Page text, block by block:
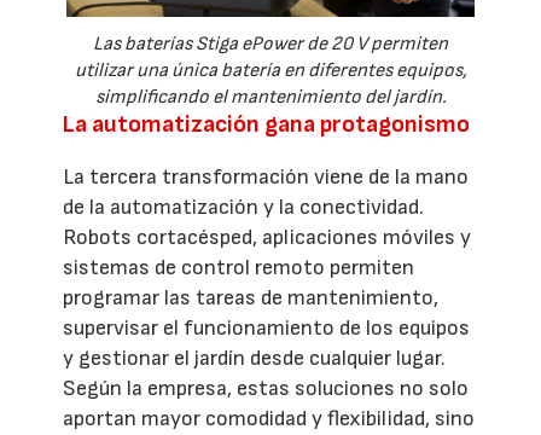
Las baterías Stiga ePower de 20 V permiten
utilizar una única batería en diferentes equipos,
simplificando el mantenimiento del jardín.
La automatización gana protagonismo
La tercera transformación viene de la mano
de la automatización y la conectividad.
Robots cortacésped, aplicaciones móviles y
sistemas de control remoto permiten
programar las tareas de mantenimiento,
supervisar el funcionamiento de los equipos
y gestionar el jardín desde cualquier lugar.
Según la empresa, estas soluciones no solo
aportan mayor comodidad y flexibilidad, sino